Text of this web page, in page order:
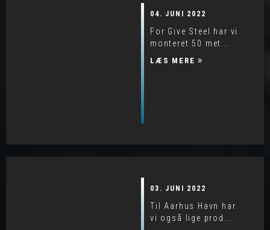
04. JUNI 2022
For Give Steel har vi
monteret 50 met...
LÆS MERE
03. JUNI 2022
Til Aarhus Havn har
vi også lige prod...